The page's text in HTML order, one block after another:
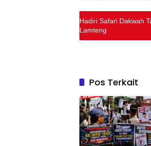
Hadiri Safari Dakwah
Lamteng
Pos Terkait